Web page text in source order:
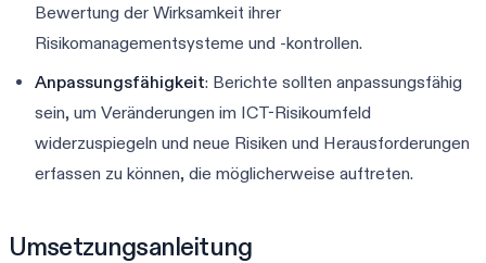
Bewertung der Wirksamkeit ihrer
Risikomanagementsysteme und -kontrollen.
Anpassungsfähigkeit: Berichte sollten anpassungsfähig
sein, um Veränderungen im ICT-Risikoumfeld
widerzuspiegeln und neue Risiken und Herausforderungen
erfassen zu können, die möglicherweise auftreten.
Umsetzungsanleitung